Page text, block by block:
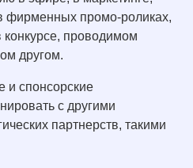
фирменных промо-роликах,
проводимом
другом.
и спонсорские
с другими
партнерств, такими